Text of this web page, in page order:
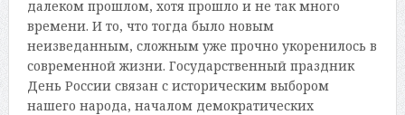
далеком прошлом, хотя прошло и не так много
времени. И то, что тогда было новым
неизведанным, сложным уже прочно укоренилось в
современной жизни. Государственный праздник
День России связан с историческим выбором
нашего народа, началом демократических